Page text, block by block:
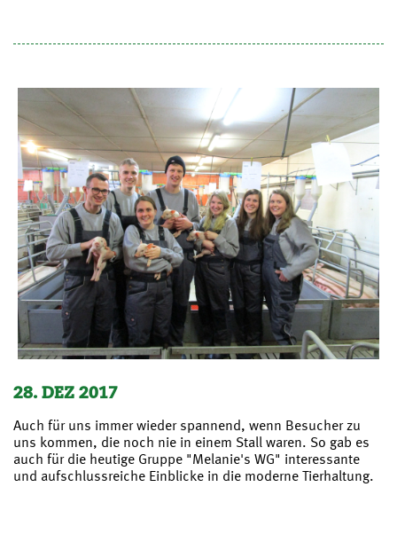
28. DEZ 2017
Auch für uns immer wieder spannend, wenn Besucher zu
uns kommen, die noch nie in einem Stall waren. So gab es
auch für die heutige Gruppe "Melanie's WG" interessante
und aufschlussreiche Einblicke in die moderne Tierhaltung.